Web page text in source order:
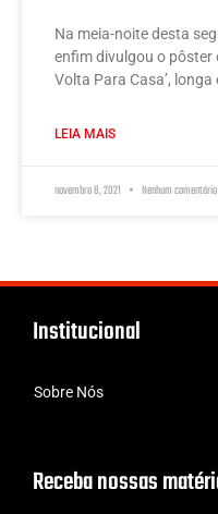
Na meia-noite desta
enfim divulgou o pôster
Volta Para Casa’,
LEIA MAIS
novembro 8, 2021 Nenhum comentário
Institucional
Sobre Nós
Receba nossas